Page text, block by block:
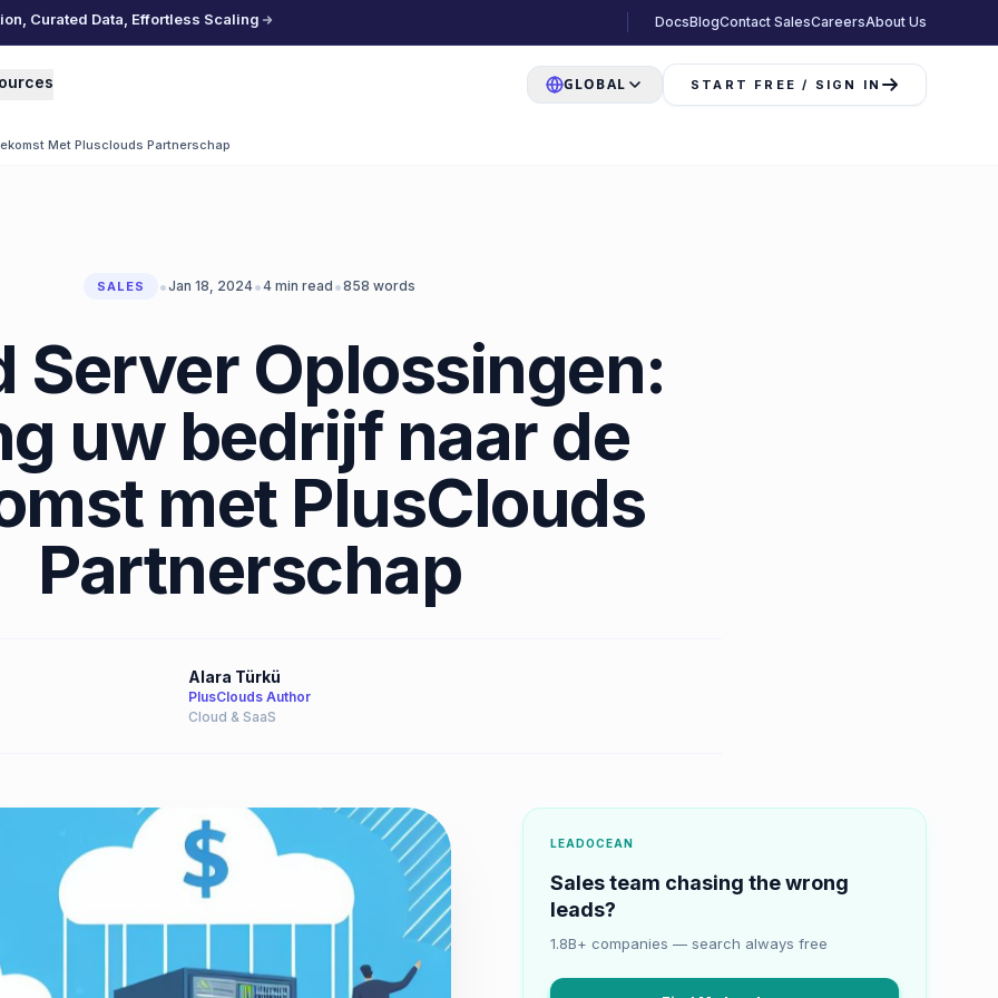
Curated Data, Effortless Scaling DocsBlogContact SalesCareersAbout Us
GLOBAL START FREE / SIGN IN
Met Plusclouds Partnerschap
SALES •Jan 18, 2024•4 min read •858 words
Server Oplossingen:
uw bedrijf naar de
met PlusClouds
Partnerschap
Alara Türkü
PlusClouds Author
Cloud & SaaS
LEADOCEAN
Sales team chasing the wrong
leads?
1.8B+ companies — search always free